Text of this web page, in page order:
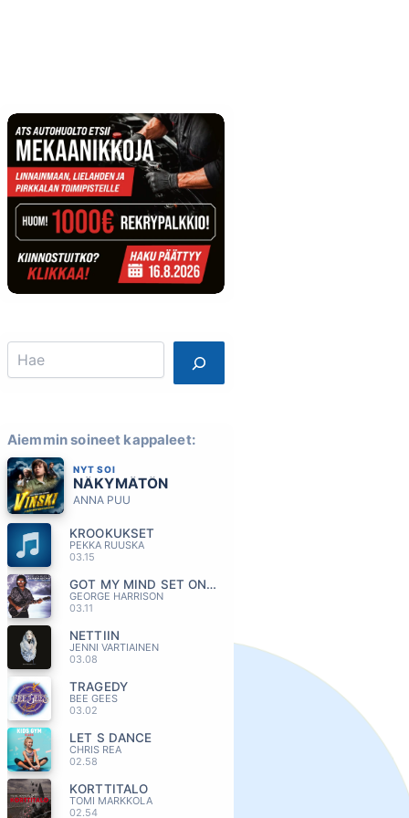
Search
Aiemmin soineet kappaleet:
NYT SOI
NÄKYMÄTÖN
ANNA PUU
KROOKUKSET
PEKKA RUUSKA
03.15
GOT MY MIND SET ON YOU
GEORGE HARRISON
03.11
NETTIIN
JENNI VARTIAINEN
03.08
TRAGEDY
BEE GEES
03.02
LET S DANCE
CHRIS REA
02.58
KORTTITALO
TOMI MARKKOLA
02.54